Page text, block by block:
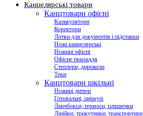
Канцелярські товари
Канцтовари офісні
Калькулятори
Коректори
Лотки для документів і підставки
Ножі канцелярські
Ножиці офісні
Офісне приладдя
Степлери, дироколи
Теки
Канцтовари шкільні
Ножиці дитячі
Готовальні, циркулі
Ланчбокси, термоси, пляшечки
Лінійки, трикутники, транспортири